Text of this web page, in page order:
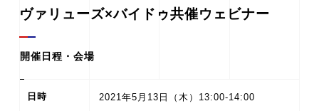
ヴァリューズ×バイドゥ共催ウェビナー
開催日程・会場
日時 2021年5月13日（木）13:00-14:00